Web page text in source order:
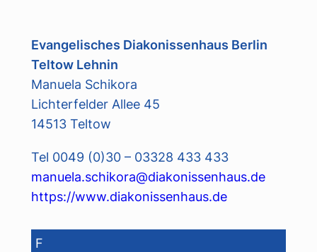
Evangelisches Diakonissenhaus Berlin
Teltow Lehnin
Manuela Schikora
Lichterfelder Allee 45
14513 Teltow
Tel 0049 (0)30 – 03328 433 433
manuela.schikora@diakonissenhaus.de
https://www.diakonissenhaus.de
F